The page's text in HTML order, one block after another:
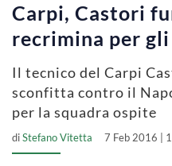
Carpi, Castori
recrimina per
Il tecnico del Carpi
sconfitta contro il
per la squadra ospite
diStefano Vitetta 7 Feb 2016 |